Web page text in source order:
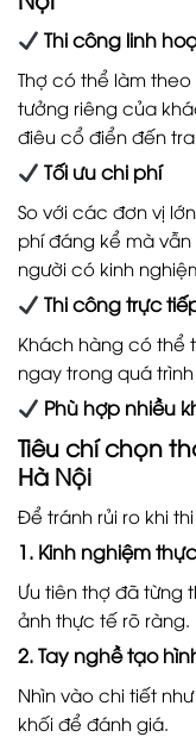
Thi công linh
Thợ có thể làm
tưởng riêng của
điêu cổ điển đến
Tối ưu chi phí
So với các đơn vị
phí đáng kể mà
người có kinh
Thi công trực
Khách hàng có thể
ngay trong quá
Phù hợp nhiều
Tiêu chí chọn
Hà Nội
Để tránh rủi ro khi
1. Kinh nghiệm
Ưu tiên thợ đã từng
ảnh thực tế rõ ràng.
2. Tay nghề tạo
Nhìn vào chi tiết
khối để đánh giá.